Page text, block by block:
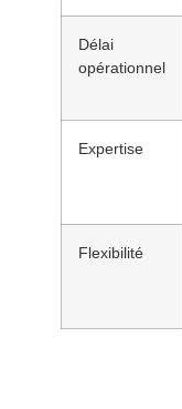
Délai
opérationnel
Expertise
Flexibilité